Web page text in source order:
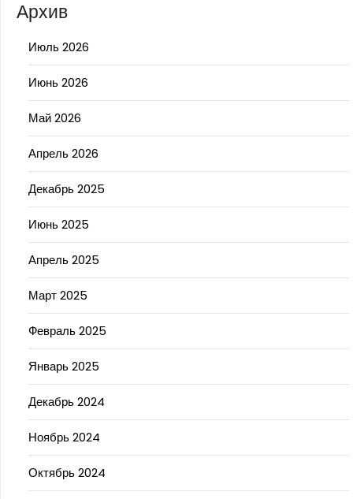
Архив
Июль 2026
Июнь 2026
Май 2026
Апрель 2026
Декабрь 2025
Июнь 2025
Апрель 2025
Март 2025
Февраль 2025
Январь 2025
Декабрь 2024
Ноябрь 2024
Октябрь 2024